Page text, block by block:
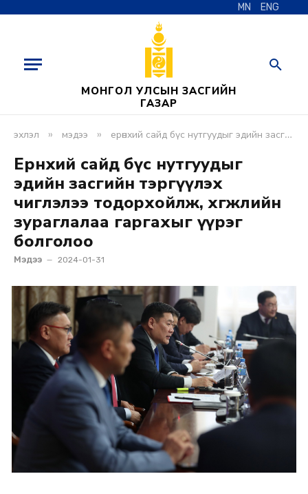
MN ENG
МОНГОЛ УЛСЫН ЗАСГИЙН
ГАЗАР
эхлэл » мэдээ » ерөнхий сайд бүс нутгуудыг эдийн засгийн тэргүүлэх чиглэлээ тодорхойлж, хөгжлийн зураглалаа гаргахыг үүрэг болголоо
Ерөнхий сайд бүс нутгуудыг
эдийн засгийн тэргүүлэх
чиглэлээ тодорхойлж, хөгжлийн
зураглалаа гаргахыг үүрэг
болголоо
Мэдээ 2024-01-31